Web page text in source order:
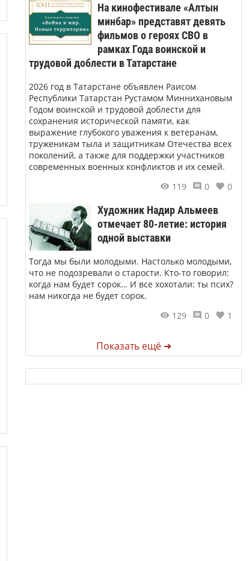
На кинофестивале «Алтын
минбар» представят девять
фильмов о героях СВО в
рамках Года воинской и
трудовой доблести в Татарстане
2026 год в Татарстане объявлен Раисом
Республики Татарстан Рустамом Миннихановым
Годом воинской и трудовой доблести для
сохранения исторической памяти, как
выражение глубокого уважения к ветеранам,
труженикам тыла и защитникам Отечества всех
поколений, а также для поддержки участников
современных военных конфликтов и их семей.
119
0 0
Художник Надир Альмеев
отмечает 80-летие: история
одной выставки
Тогда мы были молодыми. Настолько молодыми,
что не подозревали о старости. Кто-то говорил:
когда нам будет сорок… И все хохотали: ты псих?
нам никогда не будет сорок.
129
0 1
Показать ещё ➜